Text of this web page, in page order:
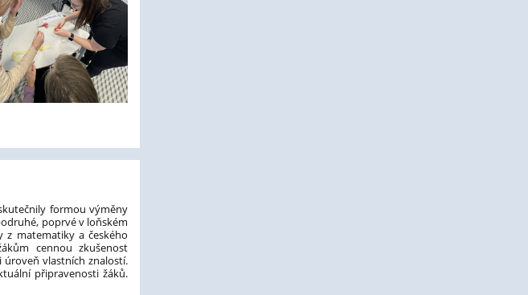
formou výměny
poprvé v loňském
z matematiky a českého
cennou zkušenost
vlastních znalostí.
připravenosti žáků.